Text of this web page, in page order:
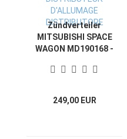
Zündverteiler
MITSUBISHI SPACE
WAGON MD190168 -
SPINTEROGENO
D'ALLUMAGE
DISTRIBUTORE
249,00 EUR